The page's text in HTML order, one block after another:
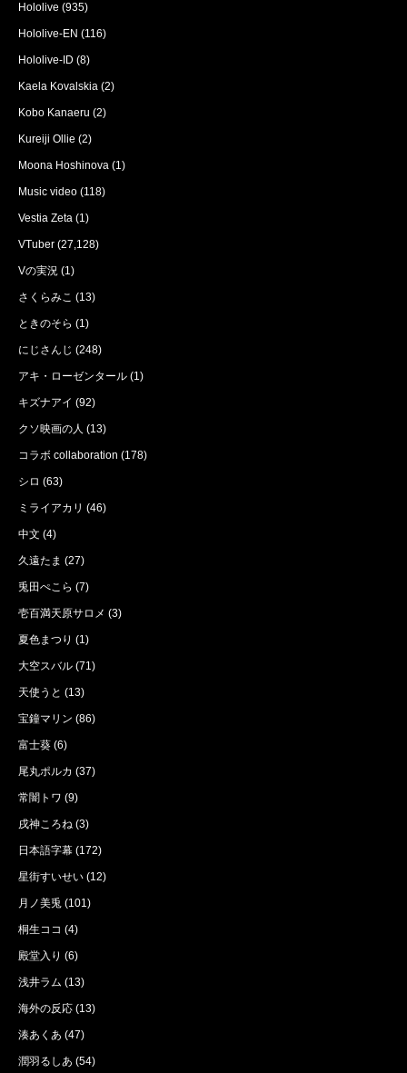
Hololive (935)
Hololive-EN (116)
Hololive-ID (8)
Kaela Kovalskia (2)
Kobo Kanaeru (2)
Kureiji Ollie (2)
Moona Hoshinova (1)
Music video (118)
Vestia Zeta (1)
VTuber (27,128)
Vの実況 (1)
さくらみこ (13)
ときのそら (1)
にじさんじ (248)
アキ・ローゼンタール (1)
キズナアイ (92)
クソ映画の人 (13)
コラボ collaboration (178)
シロ (63)
ミライアカリ (46)
中文 (4)
久遠たま (27)
兎田ぺこら (7)
壱百満天原サロメ (3)
夏色まつり (1)
大空スバル (71)
天使うと (13)
宝鐘マリン (86)
富士葵 (6)
尾丸ポルカ (37)
常闇トワ (9)
戌神ころね (3)
日本語字幕 (172)
星街すいせい (12)
月ノ美兎 (101)
桐生ココ (4)
殿堂入り (6)
浅井ラム (13)
海外の反応 (13)
湊あくあ (47)
潤羽るしあ (54)